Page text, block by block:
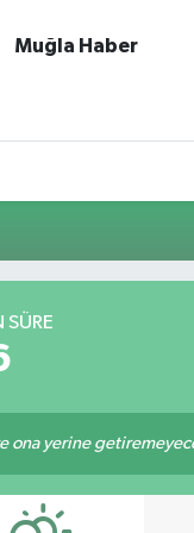
Muğla Haber
SÜRE
ona yerine